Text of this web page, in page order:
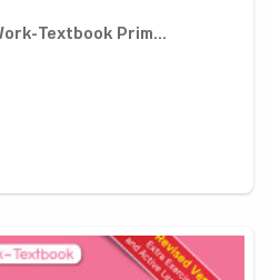
Textbook Prim...